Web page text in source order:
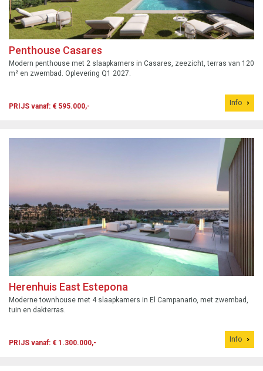
Penthouse Casares
Modern penthouse met 2 slaapkamers in Casares, zeezicht, terras van 120
m² en zwembad. Oplevering Q1 2027.
PRIJS vanaf: € 595.000,- Info
Herenhuis East Estepona
Moderne townhouse met 4 slaapkamers in El Campanario, met zwembad,
tuin en dakterras.
PRIJS vanaf: € 1.300.000,- Info